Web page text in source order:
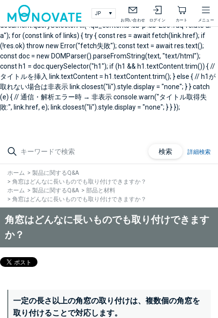
document.addEventListener("DOMContentLoaded", async () => { // 製
品Q&A右メニュー関連Q&A const links =
document.querySelectorAll(".qa_contents .sb-p .sb-25c .faq-relate ul
a"); for (const link of links) { try { const res = await fetch(link.href); if
(!res.ok) throw new Error("fetch失敗"); const text = await res.text();
const doc = new DOMParser().parseFromString(text, "text/html");
const h1 = doc.querySelector("h1"); if (h1 && h1.textContent.trim()) { //
タイトルを挿入 link.textContent = h1.textContent.trim(); } else { // h1が
取れない場合は非表示 link.closest("li").style.display = "none"; } } catch
(e) { // 通信・解析エラー時 → 非表示 console.warn("タイトル取得失
敗:", link.href, e); link.closest("li").style.display = "none"; } } });
お問い合わせ ログイン カート メニュー
検索 詳細検索
ホーム > 製品に関するQ&A
> 角窓はどんなに長いものでも取り付けできますか？
ホーム > 製品に関するQ&A > 部品と材料
> 角窓はどんなに長いものでも取り付けできますか？
角窓はどんなに長いものでも取り付けできます
か？
一定の長さ以上の角窓の取り付けは、複数個の角窓を
取り付けることで対応します。